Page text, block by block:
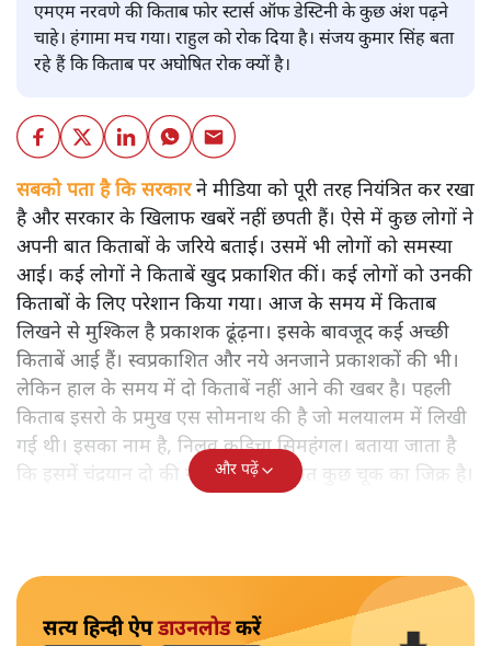
एमएम नरवणे की किताब फोर स्टार्स ऑफ डेस्टिनी के कुछ अंश पढ़ने
चाहे। हंगामा मच गया। राहुल को रोक दिया है। संजय कुमार सिंह बता
रहे हैं कि किताब पर अघोषित रोक क्यों है।
सबको पता है कि सरकारने मीडिया को पूरी तरह नियंत्रित कर रखा
है और सरकार के खिलाफ खबरें नहीं छपती हैं। ऐसे में कुछ लोगों ने
अपनी बात किताबों के जरिये बताई। उसमें भी लोगों को समस्या
आई। कई लोगों ने किताबें खुद प्रकाशित कीं। कई लोगों को उनकी
किताबों के लिए परेशान किया गया। आज के समय में किताब
लिखने से मुश्किल है प्रकाशक ढूंढ़ना। इसके बावजूद कई अच्छी
किताबें आई हैं। स्वप्रकाशित और नये अनजाने प्रकाशकों की भी।
लेकिन हाल के समय में दो किताबें नहीं आने की खबर है। पहली
किताब इसरो के प्रमुख एस सोमनाथ की है जो मलयालम में लिखी
गई थी। इसका नाम है, निलवु कुडिचा सिमहंगल। बताया जाता है
कि इसमें चंद्रयान दो की नाकामी से संबंधित कुछ चूक का जिक्र है।
और पढ़ें
सत्य हिन्दी ऐपडाउनलोडकरें